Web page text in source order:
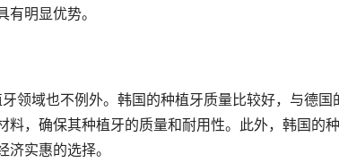
明显优势。
，确保其种植牙的质量和耐用性。此外，韩国的
实惠的选择。